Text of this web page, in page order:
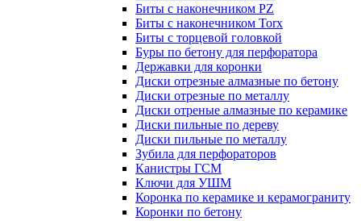
Биты с наконечником PZ
Биты с наконечником Torx
Биты с торцевой головкой
Буры по бетону для перфоратора
Державки для коронки
Диски отрезные алмазные по бетону
Диски отрезные по металлу
Диски отреные алмазные по керамике
Диски пильные по дереву
Диски пильные по металлу
Зубила для перфораторов
Канистры ГСМ
Ключи для УШМ
Коронка по керамике и керамограниту
Коронки по бетону